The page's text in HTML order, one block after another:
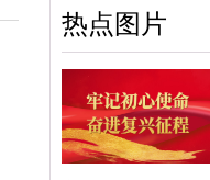
热点图片